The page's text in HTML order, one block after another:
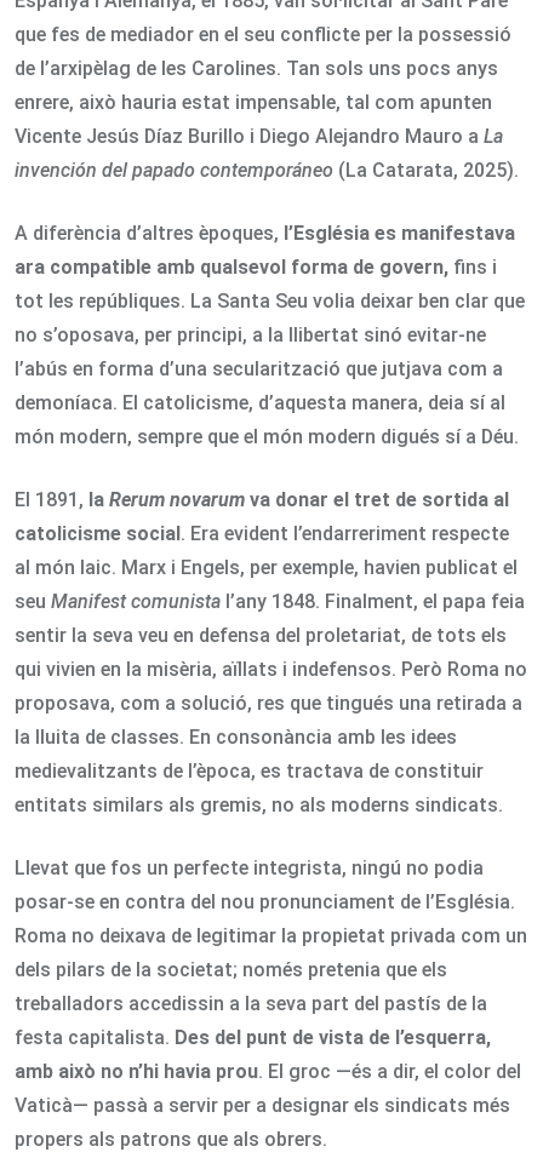
que fes de mediador en el seu conflicte per la possessió
de l’arxipèlag de les Carolines. Tan sols uns pocs anys
enrere, això hauria estat impensable, tal com apunten
Vicente Jesús Díaz Burillo i Diego Alejandro Mauro a La
invención del papado contemporáneo (La Catarata, 2025).
A diferència d’altres èpoques, l’Església es manifestava
ara compatible amb qualsevol forma de govern, fins i
tot les repúbliques. La Santa Seu volia deixar ben clar que
no s’oposava, per principi, a la llibertat sinó evitar-ne
l’abús en forma d’una secularització que jutjava com a
demoníaca. El catolicisme, d’aquesta manera, deia sí al
món modern, sempre que el món modern digués sí a Déu.
El 1891, la Rerum novarum va donar el tret de sortida al
catolicisme social. Era evident l’endarreriment respecte
al món laic. Marx i Engels, per exemple, havien publicat el
seu Manifest comunista l’any 1848. Finalment, el papa feia
sentir la seva veu en defensa del proletariat, de tots els
qui vivien en la misèria, aïllats i indefensos. Però Roma no
proposava, com a solució, res que tingués una retirada a
la lluita de classes. En consonància amb les idees
medievalitzants de l’època, es tractava de constituir
entitats similars als gremis, no als moderns sindicats.
Llevat que fos un perfecte integrista, ningú no podia
posar-se en contra del nou pronunciament de l’Església.
Roma no deixava de legitimar la propietat privada com un
dels pilars de la societat; només pretenia que els
treballadors accedissin a la seva part del pastís de la
festa capitalista. Des del punt de vista de l’esquerra,
amb això no n’hi havia prou. El groc —és a dir, el color del
Vaticà— passà a servir per a designar els sindicats més
propers als patrons que als obrers.